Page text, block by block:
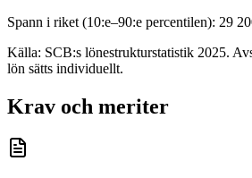
Spann i riket (10:e–90:e percentilen): 29
Källa: SCB:s lönestrukturstatistik 2025.
lön sätts individuellt.
Krav och meriter